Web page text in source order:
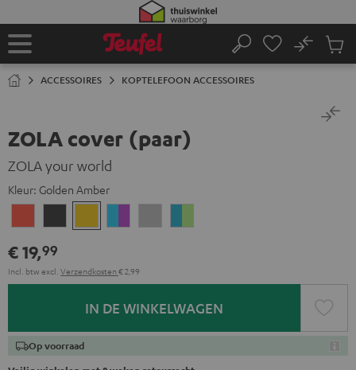
Home
Zoeken
No
ACCESSOIRES KOPTELEFOON ACCESSOIRES
ZOLA cover (paar)
ZOLA your world
Kleur: Golden Amber
red
Gray
Amber
gray
€ 19,99
Incl. btwexcl. Verzendkosten € 2,99
IN DE WINKELWAGEN
Op voorraad